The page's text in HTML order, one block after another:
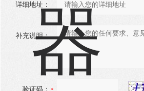
详细地址：
补充说明：
验证码：